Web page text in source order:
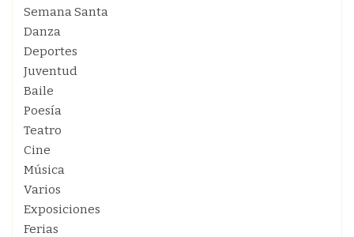
Semana Santa
Danza
Deportes
Juventud
Baile
Poesía
Teatro
Cine
Música
Varios
Exposiciones
Ferias